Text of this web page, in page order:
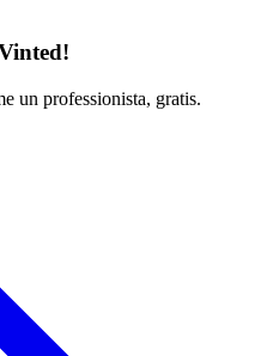
un professionista, gratis.